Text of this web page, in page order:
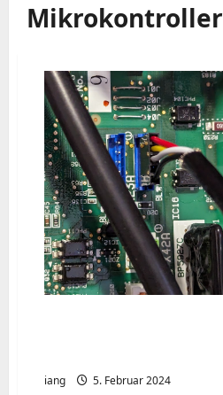
Mikrokontroller
iang 5. Februar 2024